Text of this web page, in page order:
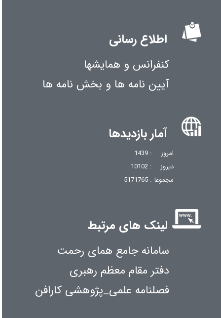
اطلاع رسانی
کنفرانس و همایشها
آیین نامه ها و بخش نامه ها
آمار بازدیدها
امروز
: 1439
دیروز
: 10102
مجموعا : 5171765
لینک های مرتبط
سامانه جامع همای رحمت
دفتر مقام معظم رهبری
فصلنامه علمی_پژوهشی کارافن